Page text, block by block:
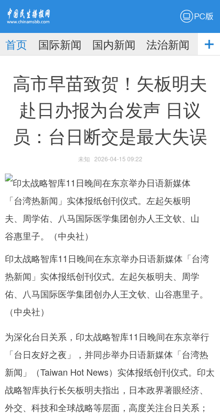
播
报
网
首页 国际新闻 国内新闻 法治新闻
社
高市早苗致贺！矢板明夫
赴日办报为台发声 日议
员：台日断交是最大失误
未知 2026-04-15 09:22
印太战略智库11日晚间在东京举办日语新媒体「台湾
热新闻」实体报纸创刊仪式。左起矢板明夫、周学
佑、八马国际医学集团创办人王文钦、山谷惠里子。
（中央社）
为深化台日关系，印太战略智库11日晚间在东京举行
「台日友好之夜」，并同步举办日语新媒体「台湾热
新闻」（Taiwan Hot News）实体报纸创刊仪式。印太
战略智库执行长矢板明夫指出，日本政界著眼经济、
外交、科技和全球战略等层面，高度关注台日关系；